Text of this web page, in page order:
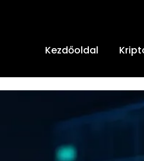
Kezdőoldal